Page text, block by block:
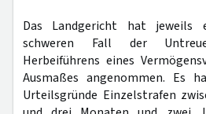
Das Landgericht hat jeweils
schweren Fall der
Herbeiführens eines
Ausmaßes angenommen. Es
Urteilsgründe Einzelstrafen